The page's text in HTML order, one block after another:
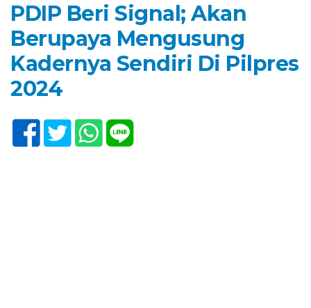
PDIP Beri Signal; Akan
Berupaya Mengusung
Kadernya Sendiri Di Pilpres
2024